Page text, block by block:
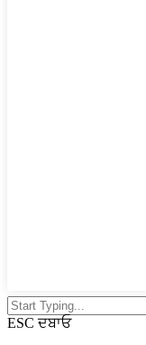
ESC ਦਬਾਓ